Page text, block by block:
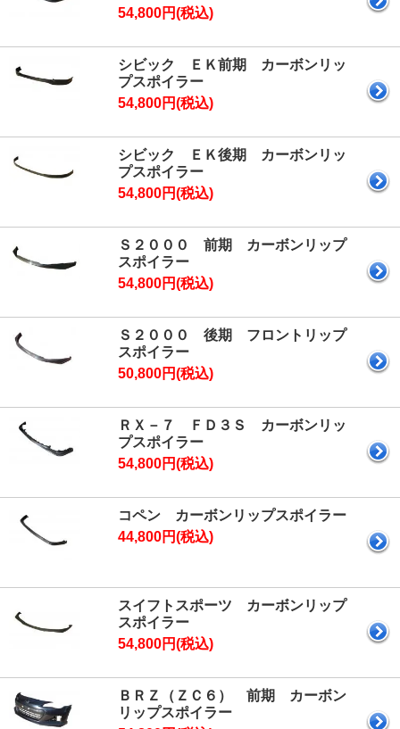
54,800円(税込)
シビック ＥＫ前期 カーボンリッ
プスポイラー
54,800円(税込)
シビック ＥＫ後期 カーボンリッ
プスポイラー
54,800円(税込)
Ｓ２０００ 前期 カーボンリップ
スポイラー
54,800円(税込)
Ｓ２０００ 後期 フロントリップ
スポイラー
50,800円(税込)
ＲＸ－７ ＦＤ３Ｓ カーボンリッ
プスポイラー
54,800円(税込)
コペン カーボンリップスポイラー
44,800円(税込)
スイフトスポーツ カーボンリップ
スポイラー
54,800円(税込)
ＢＲＺ（ＺＣ６） 前期 カーボン
リップスポイラー